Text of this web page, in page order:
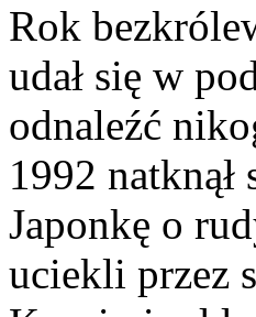
Rok
udał się w
odnaleźć
1992
Japonkę o
uciekli przez